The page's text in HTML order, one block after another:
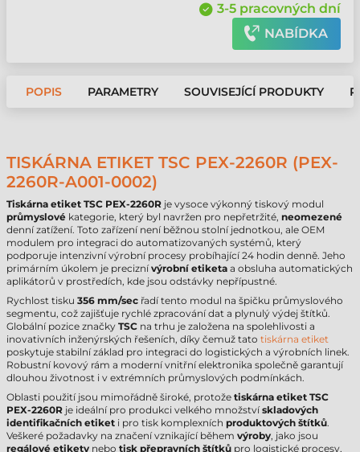
3-5 pracovných dní
NABÍDKA
POPIS PARAMETRY SOUVISEJÍCÍ PRODUKTY
TISKÁRNA ETIKET TSC PEX-2260R (PEX-
2260R-A001-0002)
Tiskárna etiket TSC PEX-2260R je vysoce výkonný tiskový modul
průmyslové kategorie, který byl navržen pro nepřetržité, neomezené
denní zatížení. Toto zařízení není běžnou stolní jednotkou, ale OEM
modulem pro integraci do automatizovaných systémů, který
podporuje intenzivní výrobní procesy probíhající 24 hodin denně. Jeho
primárním úkolem je preciznívýrobní etiketa a obsluha automatických
aplikátorů v prostředích, kde jsou odstávky nepřípustné.
Rychlost tisku 356 mm/sec řadí tento modul na špičku průmyslového
segmentu, což zajišťuje rychlé zpracování dat a plynulý výdej štítků.
Globální pozice značky TSC na trhu je založena na spolehlivosti a
inovativních inženýrských řešeních, díky čemuž tato tiskárna etiket
poskytuje stabilní základ pro integraci do logistických a výrobních linek.
Robustní kovový rám a moderní vnitřní elektronika společně garantují
dlouhou životnost i v extrémních průmyslových podmínkách.
Oblasti použití jsou mimořádně široké, protože tiskárna etiket TSC
PEX-2260R je ideální pro produkci velkého množstvískladových
identifikačních etiket i pro tisk komplexních produktových štítků.
Veškeré požadavky na značení vznikající během výroby, jako jsou
regálové etikety nebo tisk přepravních štítků pro logistické procesy,